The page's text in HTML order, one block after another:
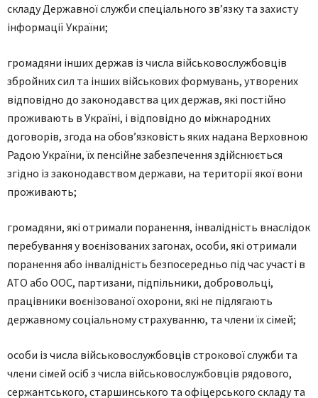
складу Державної служби спеціального зв’язку та захисту
інформації України;
громадяни інших держав із числа військовослужбовців
збройних сил та інших військових формувань, утворених
відповідно до законодавства цих держав, які постійно
проживають в Україні, і відповідно до міжнародних
договорів, згода на обов’язковість яких надана Верховною
Радою України, їх пенсійне забезпечення здійснюється
згідно із законодавством держави, на території якої вони
проживають;
громадяни, які отримали поранення, інвалідність внаслідок
перебування у воєнізованих загонах, особи, які отримали
поранення або інвалідність безпосередньо під час участі в
АТО або ООС, партизани, підпільники, добровольці,
працівники воєнізованої охорони, які не підлягають
державному соціальному страхуванню, та члени їх сімей;
особи із числа військовослужбовців строкової служби та
члени сімей осіб з числа військовослужбовців рядового,
сержантського, старшинського та офіцерського складу та